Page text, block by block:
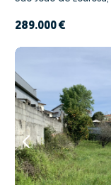
289.000 €